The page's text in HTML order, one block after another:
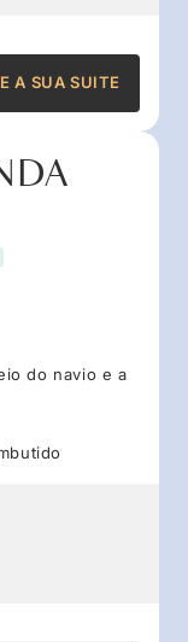
A SUA SUITE
do navio e a